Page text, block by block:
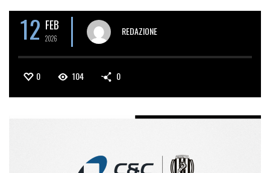
12 FEB
2026
REDAZIONE
0 104 0